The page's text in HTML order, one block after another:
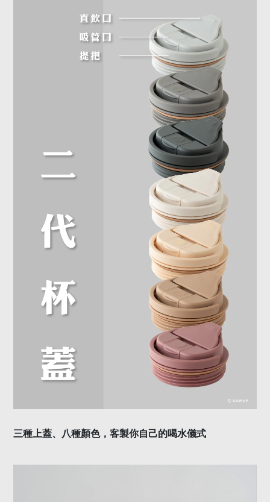
三種上蓋、八種顏色，客製你自己的喝水儀式